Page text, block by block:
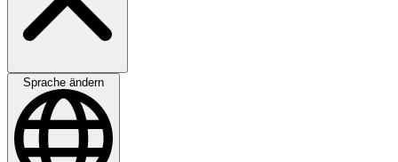
Sprache ändern